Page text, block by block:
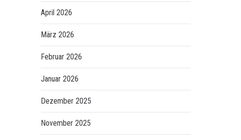
April 2026
März 2026
Februar 2026
Januar 2026
Dezember 2025
November 2025